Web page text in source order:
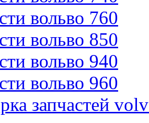
вольво 760
вольво 850
вольво 940
вольво 960
запчастей